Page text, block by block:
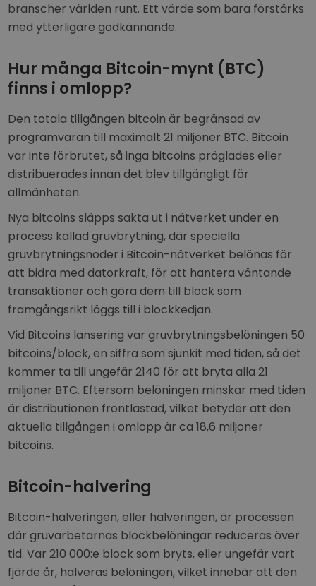
branscher världen runt. Ett värde som bara förstärks
med ytterligare godkännande.
Hur många Bitcoin-mynt (BTC)
finns i omlopp?
Den totala tillgången bitcoin är begränsad av
programvaran till maximalt 21 miljoner BTC. Bitcoin
var inte förbrutet, så inga bitcoins präglades eller
distribuerades innan det blev tillgängligt för
allmänheten.
Nya bitcoins släpps sakta ut i nätverket under en
process kallad gruvbrytning, där speciella
gruvbrytningsnoder i Bitcoin-nätverket belönas för
att bidra med datorkraft, för att hantera väntande
transaktioner och göra dem till block som
framgångsrikt läggs till i blockkedjan.
Vid Bitcoins lansering var gruvbrytningsbelöningen 50
bitcoins/block, en siffra som sjunkit med tiden, så det
kommer ta till ungefär 2140 för att bryta alla 21
miljoner BTC. Eftersom belöningen minskar med tiden
är distributionen frontlastad, vilket betyder att den
aktuella tillgången i omlopp är ca 18,6 miljoner
bitcoins.
Bitcoin-halvering
Bitcoin-halveringen, eller halveringen, är processen
där gruvarbetarnas blockbelöningar reduceras över
tid. Var 210 000:e block som bryts, eller ungefär vart
fjärde år, halveras belöningen, vilket innebär att den